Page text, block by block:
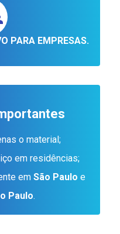
PARA EMPRESAS.
o material;
em residências;
emSão Paulo e
Paulo.